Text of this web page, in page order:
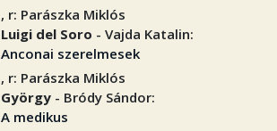
, r: Parászka Miklós
Luigi del Soro - Vajda Katalin:
Anconai szerelmesek
, r: Parászka Miklós
György - Bródy Sándor:
A medikus